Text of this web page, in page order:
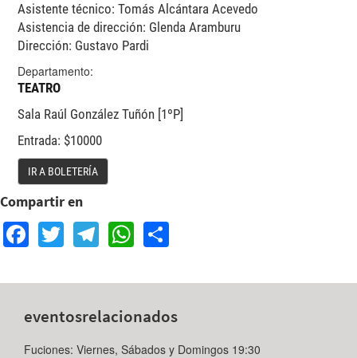
Asistente técnico: Tomás Alcántara Acevedo
Asistencia de dirección: Glenda Aramburu
Dirección: Gustavo Pardi
Departamento:
TEATRO
Sala Raúl González Tuñón [1ºP]
Entrada: $10000
IR A BOLETERÍA
Compartir en
Facebook
TwitterTelegram
WhatsApp
eventosrelacionados
Fuciones: Viernes, Sábados y Domingos 19:30